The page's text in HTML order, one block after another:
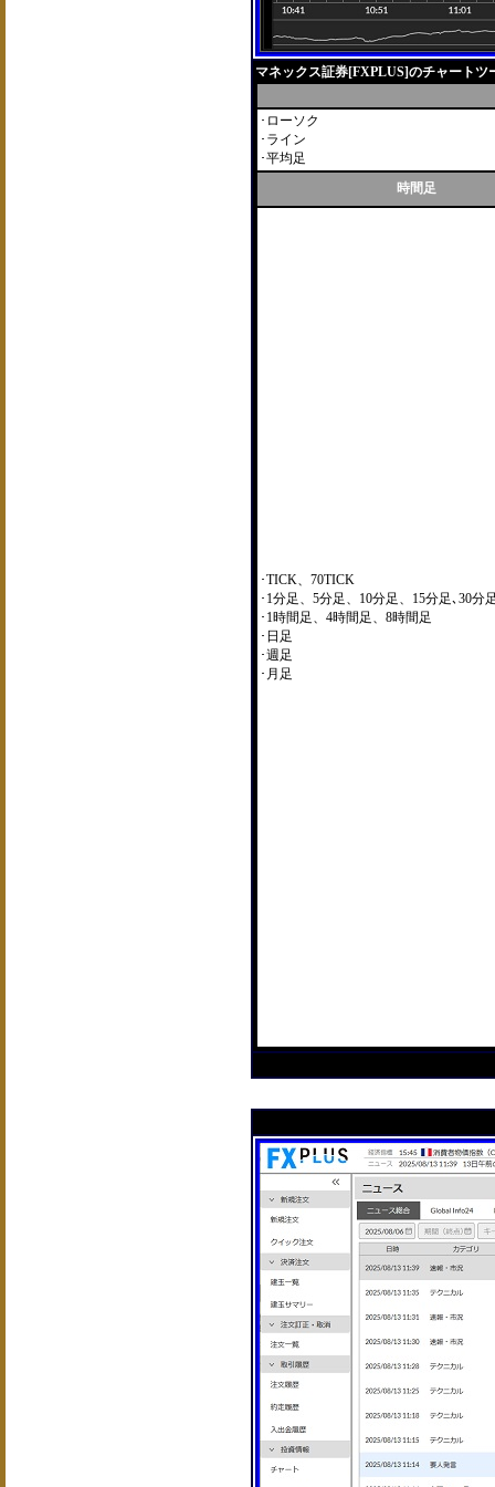
マネックス証券[FXPLUS]のチャート
･ローソク
･ライン
･平均足
時間足
･TICK、70TICK
･1分足、5分足、10分足、15分足､30分
･1時間足、4時間足、8時間足
･日足
･週足
･月足